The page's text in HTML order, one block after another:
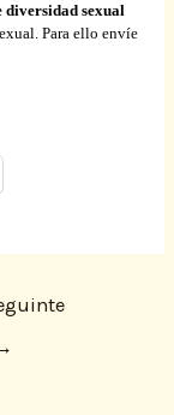
sexual
Para ello envíe